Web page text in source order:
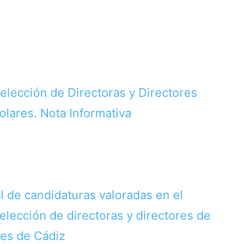
de Directoras y Directores
Nota Informativa
de candidaturas valoradas en el
de directoras y directores de
de Cádiz